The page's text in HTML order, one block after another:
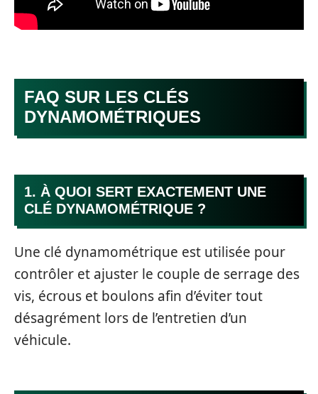
FAQ SUR LES CLÉS
DYNAMOMÉTRIQUES
1. À QUOI SERT EXACTEMENT UNE
CLÉ DYNAMOMÉTRIQUE ?
Une clé dynamométrique est utilisée pour
contrôler et ajuster le couple de serrage des
vis, écrous et boulons afin d’éviter tout
désagrément lors de l’entretien d’un
véhicule.